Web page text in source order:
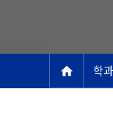
home 메인학